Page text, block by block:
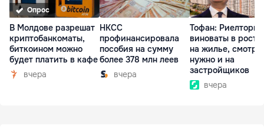
Опрос
В Молдове разрешат
криптобанкоматы,
биткоином можно
будет платить в кафе
вчера
НКСС
профинансировала
пособия на сумму
более 378 млн леев
вчера
Тофан: Риелторы
виноваты в росте
на жилье,
нужно и на
застройщиков
вчера